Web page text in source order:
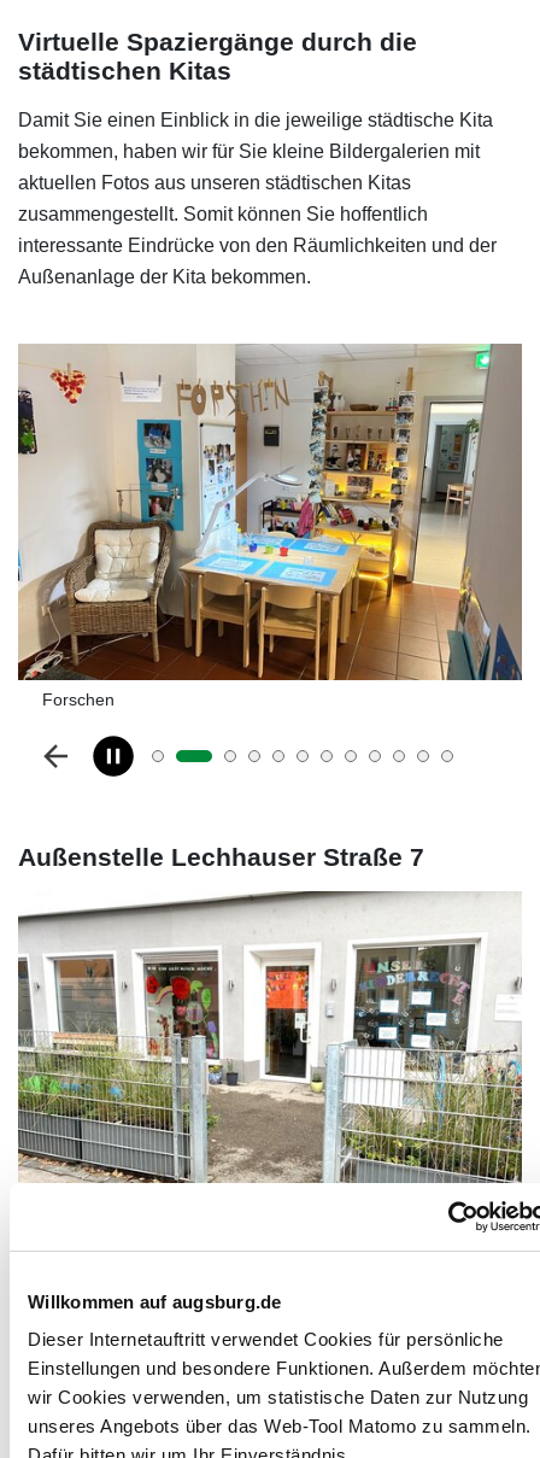
Willkommen auf augsburg.de
Dieser Internetauftritt verwendet Cookies für persönliche
Einstellungen und besondere Funktionen. Außerdem
wir Cookies verwenden, um statistische Daten zur Nutzung
unseres Angebots über das Web-Tool Matomo zu sammeln.
Virtuelle Spaziergänge durch die
städtischen Kitas
Damit Sie einen Einblick in die jeweilige städtische Kita
bekommen, haben wir für Sie kleine Bildergalerien mit
aktuellen Fotos aus unseren städtischen Kitas
zusammengestellt. Somit können Sie hoffentlich
interessante Eindrücke von den Räumlichkeiten und der
Außenanlage der Kita bekommen.
Forschen
Außenstelle Lechhauser Straße 7
Eingangsbereich
Kindertageseinrichtung Hort Obere
Jakobermauer